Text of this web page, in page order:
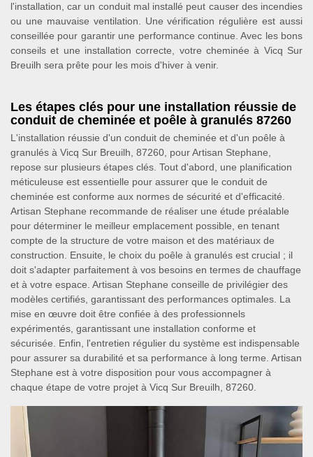
l'installation, car un conduit mal installé peut causer des incendies
ou une mauvaise ventilation. Une vérification régulière est aussi
conseillée pour garantir une performance continue. Avec les bons
conseils et une installation correcte, votre cheminée à Vicq Sur
Breuilh sera prête pour les mois d'hiver à venir.
Les étapes clés pour une installation réussie de
conduit de cheminée et poêle à granulés 87260
L'installation réussie d'un conduit de cheminée et d'un poêle à
granulés à Vicq Sur Breuilh, 87260, pour Artisan Stephane,
repose sur plusieurs étapes clés. Tout d'abord, une planification
méticuleuse est essentielle pour assurer que le conduit de
cheminée est conforme aux normes de sécurité et d'efficacité.
Artisan Stephane recommande de réaliser une étude préalable
pour déterminer le meilleur emplacement possible, en tenant
compte de la structure de votre maison et des matériaux de
construction. Ensuite, le choix du poêle à granulés est crucial ; il
doit s'adapter parfaitement à vos besoins en termes de chauffage
et à votre espace. Artisan Stephane conseille de privilégier des
modèles certifiés, garantissant des performances optimales. La
mise en œuvre doit être confiée à des professionnels
expérimentés, garantissant une installation conforme et
sécurisée. Enfin, l'entretien régulier du système est indispensable
pour assurer sa durabilité et sa performance à long terme. Artisan
Stephane est à votre disposition pour vous accompagner à
chaque étape de votre projet à Vicq Sur Breuilh, 87260.